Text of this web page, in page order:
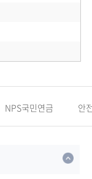
NPS국민연금 안